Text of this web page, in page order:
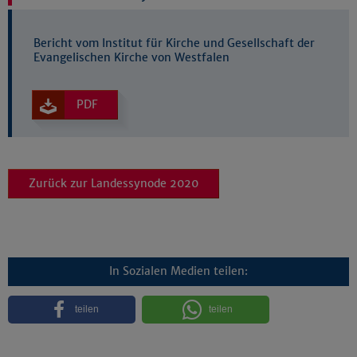
Bericht vom Institut für Kirche und Gesellschaft der
Evangelischen Kirche von Westfalen
PDF
Zurück zur Landessynode 2020
In Sozialen Medien teilen:
teilen teilen